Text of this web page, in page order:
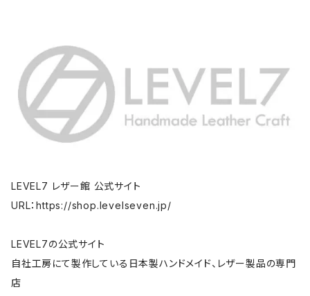
LEVEL7 レザー館 公式サイト
URL：https://shop.levelseven.jp/
LEVEL7の公式サイト
自社工房にて製作している日本製ハンドメイド、レザー製品の専門
店